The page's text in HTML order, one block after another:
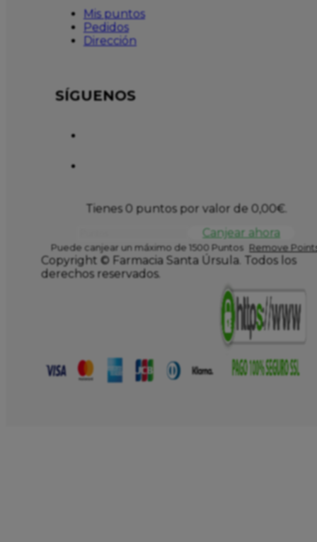
Mis puntos
Pedidos
Dirección
SÍGUENOS
Tienes 0 puntos por valor de 0,00€.
Canjear ahora
Puede canjear un máximo de 1500 Puntos Remove
Copyright © Farmacia Santa Úrsula. Todos los
derechos reservados.